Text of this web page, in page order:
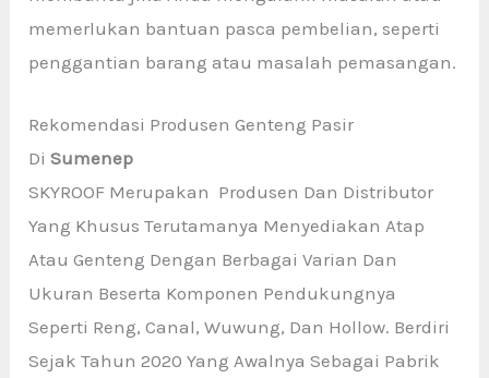
memerlukan bantuan pasca pembelian, seperti
penggantian barang atau masalah pemasangan.
Rekomendasi Produsen Genteng Pasir
DiSumenep
SKYROOF Merupakan Produsen Dan Distributor
Yang Khusus Terutamanya Menyediakan Atap
Atau Genteng Dengan Berbagai Varian Dan
Ukuran Beserta Komponen Pendukungnya
Seperti Reng, Canal, Wuwung, Dan Hollow. Berdiri
Sejak Tahun 2020 Yang Awalnya Sebagai Pabrik